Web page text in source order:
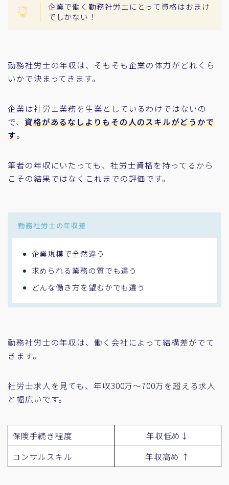
企業で働く勤務社労士にとって資格はおまけ
でしかない！
勤務社労士の年収は、そもそも企業の体力がどれくら
いかで決まってきます。
企業は社労士業務を生業としているわけではないの
で、 資格があるなしよりもその人のスキルがどうかで
す。
筆者の年収にいたっても、社労士資格を持ってるから
こその結果ではなくこれまでの評価です。
勤務社労士の年収差
企業規模で全然違う
求められる業務の質でも違う
どんな働き方を望むかでも違う
勤務社労士の年収は、働く会社によって結構差がでて
きます。
社労士求人を見ても、年収300万～700万を超える求人
と幅広いです。
保険手続き程度
年収低め↓
コンサルスキル
年収高め ↑